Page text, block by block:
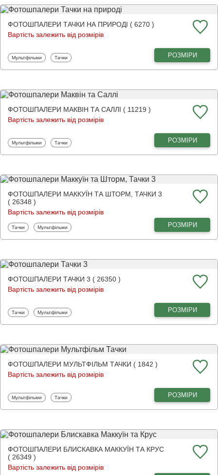
ФОТОШПАЛЕРИ ТАЧКИ НА ПРИРОДІ ( 6270 )
Вартість залежить від розмірів
Фотошпалери
Мультфільми Фотошпалери
Тачки РОЗМІРИ
ФОТОШПАЛЕРИ МАКВІН ТА САЛЛІ ( 11219 )
Вартість залежить від розмірів
Фотошпалери
Мультфільми Фотошпалери
Тачки РОЗМІРИ
ФОТОШПАЛЕРИ МАККУЇН ТА ШТОРМ, ТАЧКИ 3
( 26348 )
Вартість залежить від розмірів
Фотошпалери
Тачки Фотошпалери
Мультфільми РОЗМІРИ
ФОТОШПАЛЕРИ ТАЧКИ 3 ( 26350 )
Вартість залежить від розмірів
Фотошпалери
Тачки Фотошпалери
Мультфільми РОЗМІРИ
ФОТОШПАЛЕРИ МУЛЬТФІЛЬМ ТАЧКИ ( 1842 )
Вартість залежить від розмірів
Фотошпалери
Мультфільми Фотошпалери
Тачки РОЗМІРИ
ФОТОШПАЛЕРИ БЛИСКАВКА МАККУЇН ТА КРУС
( 26349 )
Вартість залежить від розмірів